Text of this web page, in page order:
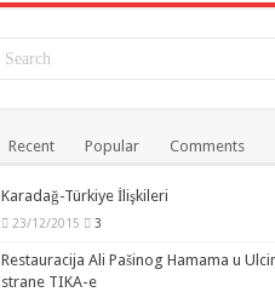
Recent Popular Comments
Karadağ-Türkiye İlişkileri
23/12/2015 3
Restauracija Ali Pašinog Hamama u
strane TIKA-e